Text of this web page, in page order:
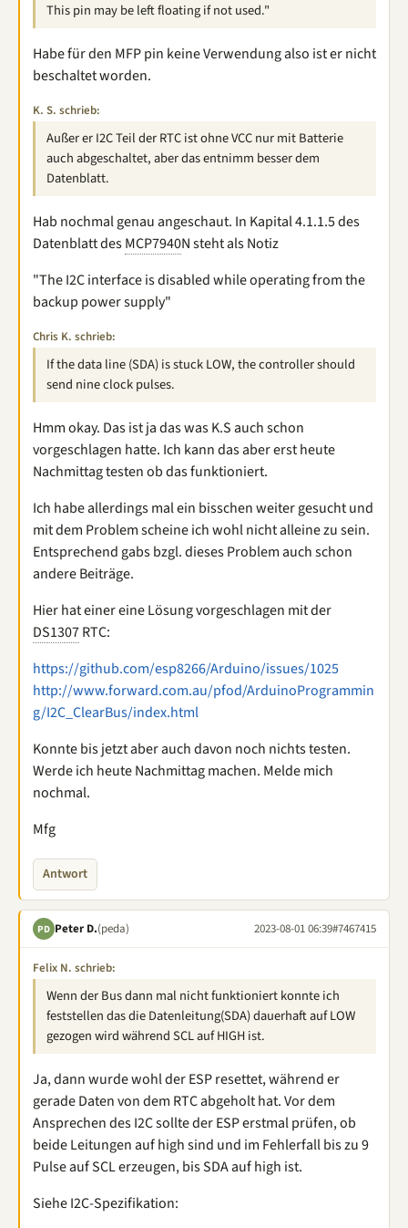
This pin may be left floating if not used."
Habe für den MFP pin keine Verwendung also ist er nicht
beschaltet worden.
K. S. schrieb:
Außer er I2C Teil der RTC ist ohne VCC nur mit Batterie
auch abgeschaltet, aber das entnimm besser dem
Datenblatt.
Hab nochmal genau angeschaut. In Kapital 4.1.1.5 des
Datenblatt desMCP7940N steht als Notiz
"The I2C interface is disabled while operating from the
backup power supply"
Chris K. schrieb:
If the data line (SDA) is stuck LOW, the controller should
send nine clock pulses.
Hmm okay. Das ist ja das was K.S auch schon
vorgeschlagen hatte. Ich kann das aber erst heute
Nachmittag testen ob das funktioniert.
Ich habe allerdings mal ein bisschen weiter gesucht und
mit dem Problem scheine ich wohl nicht alleine zu sein.
Entsprechend gabs bzgl. dieses Problem auch schon
andere Beiträge.
Hier hat einer eine Lösung vorgeschlagen mit der
DS1307RTC:
https://github.com/esp8266/Arduino/issues/1025
http://www.forward.com.au/pfod/ArduinoProgrammin
g/I2C_ClearBus/index.html
Konnte bis jetzt aber auch davon noch nichts testen.
Werde ich heute Nachmittag machen. Melde mich
nochmal.
Mfg
Antwort
PD Peter D.(peda) 2023-08-01 06:39#7467415
Felix N. schrieb:
Wenn der Bus dann mal nicht funktioniert konnte ich
feststellen das die Datenleitung(SDA) dauerhaft auf LOW
gezogen wird während SCL auf HIGH ist.
Ja, dann wurde wohl der ESP resettet, während er
gerade Daten von dem RTC abgeholt hat. Vor dem
Ansprechen des I2C sollte der ESP erstmal prüfen, ob
beide Leitungen auf high sind und im Fehlerfall bis zu 9
Pulse auf SCL erzeugen, bis SDA auf high ist.
Siehe I2C-Spezifikation: